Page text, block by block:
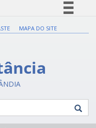
Acesso à informação
Legislação
Canais
MAPA DO SITE